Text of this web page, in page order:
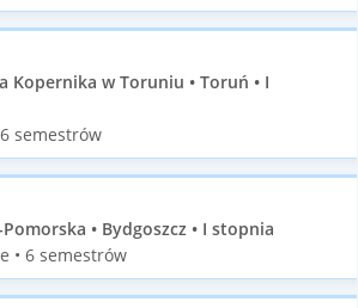
Kopernika w Toruniu • Toruń • I
semestrów
• Bydgoszcz • I stopnia
• 6 semestrów